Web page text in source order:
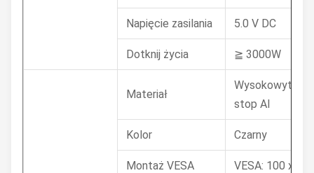
Napięcie zasilania 5.0 V DC
Dotknij życia ≧ 3000W
Materiał
stop Al
Kolor Czarny
Montaż VESA VESA: 100 x